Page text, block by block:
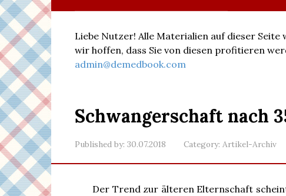
Liebe Nutzer! Alle Materialien auf dieser
wir hoffen, dass Sie von diesen profitieren
admin@demedbook.com
Schwangerschaft nach
Published by: 30.07.2018 Category: Artikel-Archiv
Der Trend zur älteren Elternschaft